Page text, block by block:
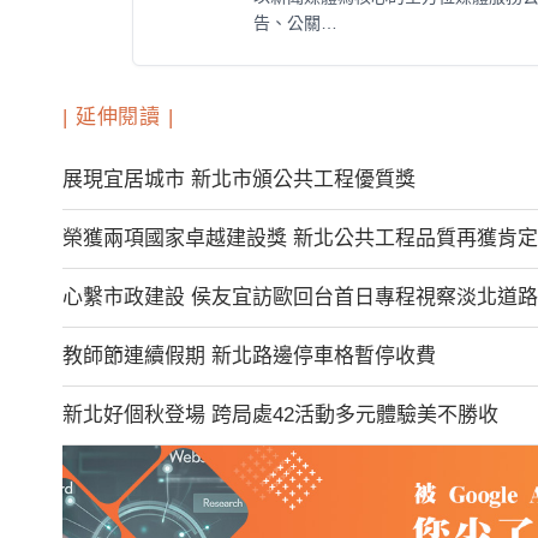
告、公關…
| 延伸閱讀 |
展現宜居城市 新北市頒公共工程優質獎
榮獲兩項國家卓越建設獎 新北公共工程品質再獲肯
心繫市政建設 侯友宜訪歐回台首日專程視察淡北道路
教師節連續假期 新北路邊停車格暫停收費
新北好個秋登場 跨局處42活動多元體驗美不勝收